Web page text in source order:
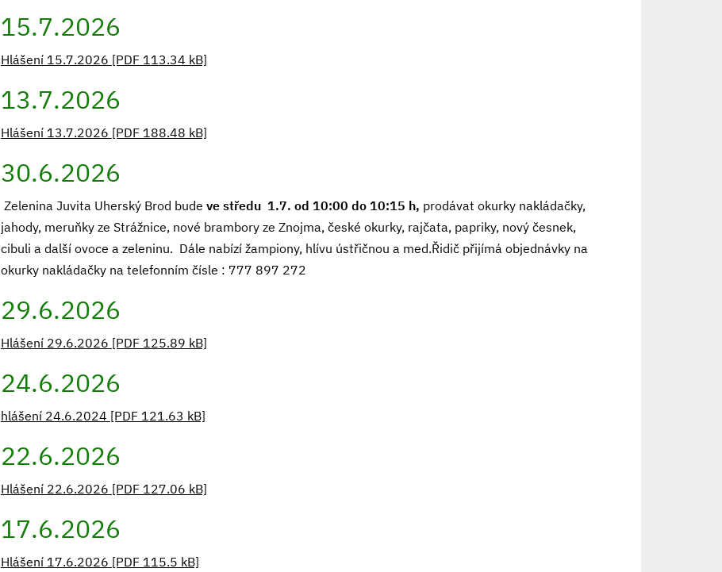
15.7.2026
Hlášení 15.7.2026 [PDF 113.34 kB]
13.7.2026
Hlášení 13.7.2026 [PDF 188.48 kB]
30.6.2026
Zelenina Juvita Uherský Brod bude ve středu 1.7. od 10:00 do 10:15 h, prodávat okurky nakládačky,
jahody, meruňky ze Strážnice, nové brambory ze Znojma, české okurky, rajčata, papriky, nový česnek,
cibuli a další ovoce a zeleninu. Dále nabízí žampiony, hlívu ústřičnou a med.Řidič přijímá objednávky na
okurky nakládačky na telefonním čísle : 777 897 272
29.6.2026
Hlášení 29.6.2026 [PDF 125.89 kB]
24.6.2026
hlášení 24.6.2024 [PDF 121.63 kB]
22.6.2026
Hlášení 22.6.2026 [PDF 127.06 kB]
17.6.2026
Hlášení 17.6.2026 [PDF 115.5 kB]